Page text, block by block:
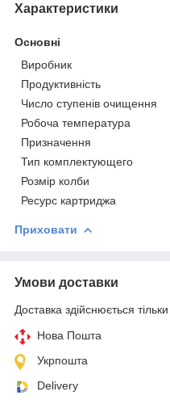
Характеристики
Основні
Виробник
Продуктивність
Число ступенів очищення
Робоча температура
Призначення
Тип комплектующего
Розмір колби
Ресурс картриджа
Приховати
Умови доставки
Доставка здійснюється
Нова Пошта
Укрпошта
Delivery